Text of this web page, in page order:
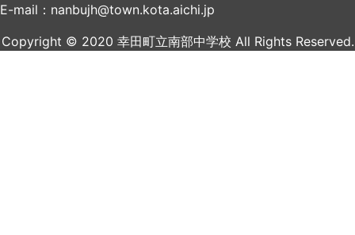
E-mail：nanbujh@town.kota.aichi.jp
Copyright © 2020 幸田町立南部中学校 All Rights Reserved.